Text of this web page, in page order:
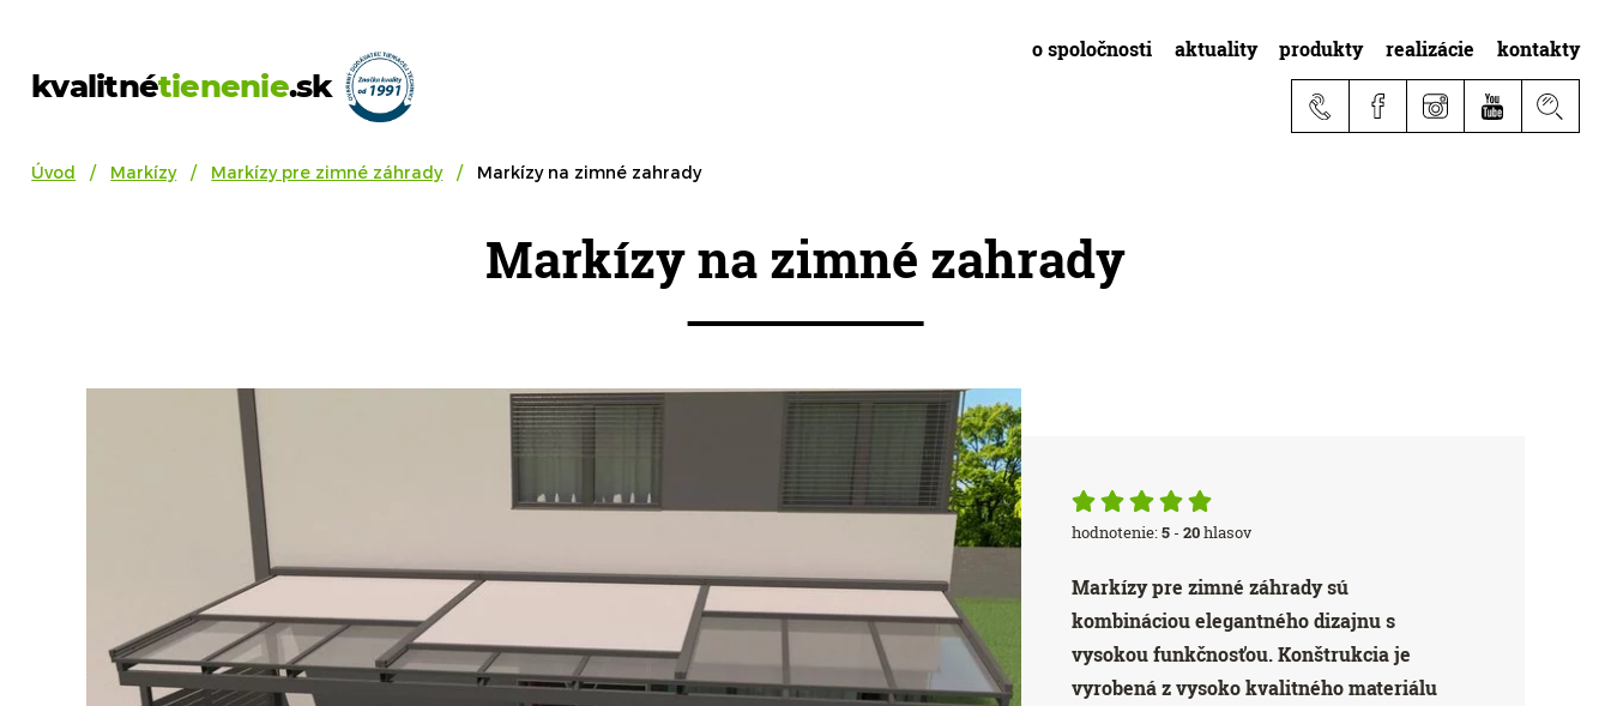
kvalitnétienenie.sk
o spoločnosti aktuality produkty realizácie kontakty
Úvod Markízy Markízy pre zimné záhrady Markízy na zimné zahrady
Markízy na zimné zahrady
hodnotenie:5- 20hlasov
Markízy‌ ‌pre‌ ‌zimné‌ ‌záhrady‌ ‌sú‌
‌kombináciou‌ ‌elegantného‌ ‌dizajnu‌ ‌s‌
‌vysokou‌ ‌funkčnosťou.‌ ‌Konštrukcia‌ ‌je‌
‌vyrobená‌ ‌z‌ ‌vysoko‌ ‌kvalitného‌ ‌materiálu‌